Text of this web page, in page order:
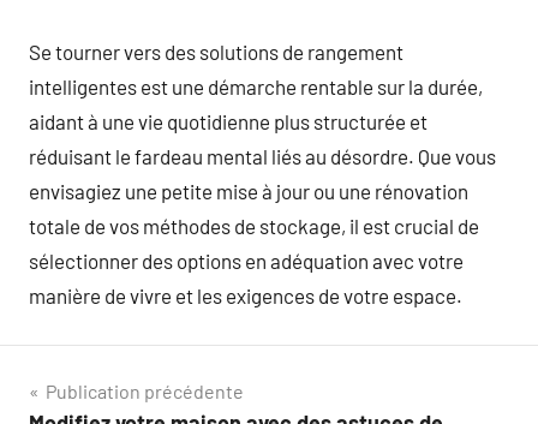
Se tourner vers des solutions de rangement
intelligentes est une démarche rentable sur la durée,
aidant à une vie quotidienne plus structurée et
réduisant le fardeau mental liés au désordre. Que vous
envisagiez une petite mise à jour ou une rénovation
totale de vos méthodes de stockage, il est crucial de
sélectionner des options en adéquation avec votre
manière de vivre et les exigences de votre espace.
Navigation
Publication précédente